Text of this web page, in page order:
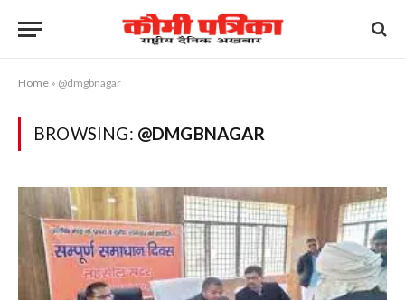
Home » @dmgbnagar
BROWSING: @DMGBNAGAR